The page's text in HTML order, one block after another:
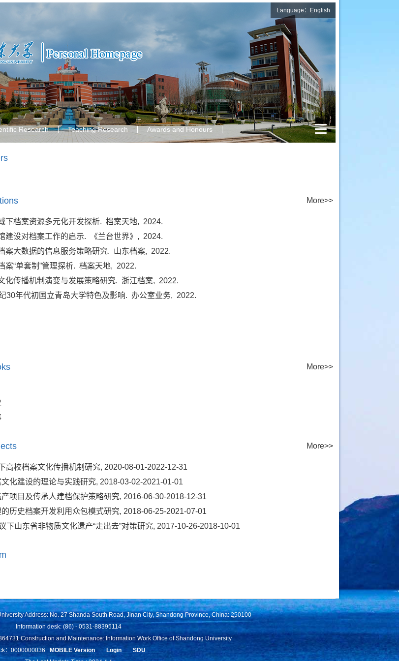
Language：English
Research Teaching Research Awards and Honours
More>>
下档案资源多元化开发探析. 档案天地, 2024.
建设对档案工作的启示.
《兰台世界》, 2024.
案大数据的信息服务策略研究. 山东档案, 2022.
案“单套制”管理探析. 档案天地, 2022.
化传播机制演变与发展策略研究. 浙江档案, 2022.
30年代初国立青岛大学特色及影响. 办公室业务, 2022.
More>>
More>>
高校档案文化传播机制研究, 2020-08-01-2022-12-31
化建设的理论与实践研究, 2018-03-02-2021-01-01
项目及传承人建档保护策略研究, 2016-06-30-2018-12-31
历史档案开发利用众包模式研究, 2018-06-25-2021-07-01
下山东省非物质文化遗产“走出去”对策研究, 2017-10-26-2018-10-01
Address: No. 27 Shanda South Road, Jinan City, Shandong Province, China: 250100
Information desk: (86) - 0531-88395114
Construction and Maintenance: Information Work Office of Shandong University
： 0000000036 MOBILE Version Login
SDU